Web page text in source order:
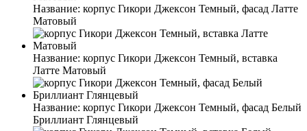
Название: корпус Гикори Джексон Темный, фасад Латте
Матовый
Название: корпус Гикори Джексон Темный, вставка
Латте Матовый
Название: корпус Гикори Джексон Темный, фасад Белый
Бриллиант Глянцевый